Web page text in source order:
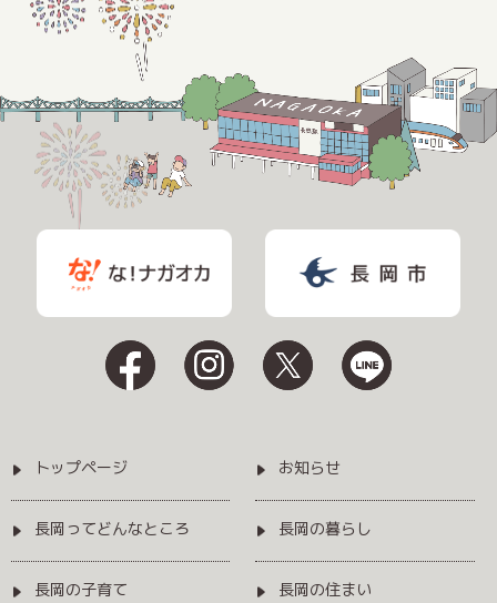
トップページ
長岡ってどんなところ
長岡の子育て
お知らせ
長岡の暮らし
長岡の住まい